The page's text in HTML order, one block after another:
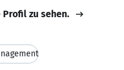
Profil zu sehen.